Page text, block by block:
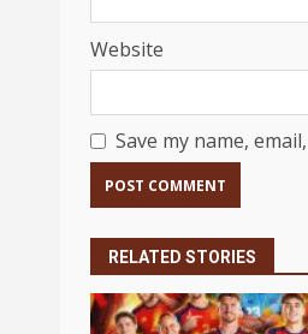
Website
Save my name,
RELATED STORIES